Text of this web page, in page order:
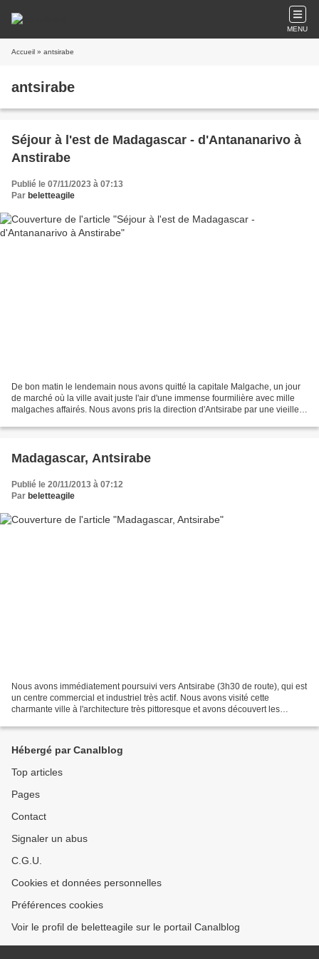
MENU
Accueil » antsirabe
antsirabe
Séjour à l'est de Madagascar - d'Antananarivo à
Anstirabe
Publié le 07/11/2023 à 07:13
Par beletteagile
De bon matin le lendemain nous avons quitté la capitale Malgache, un jour
de marché où la ville avait juste l'air d'une immense fourmilière avec mille
malgaches affairés. Nous avons pris la direction d'Antsirabe par une vieille
Madagascar, Antsirabe
Publié le 20/11/2013 à 07:12
Par beletteagile
Nous avons immédiatement poursuivi vers Antsirabe (3h30 de route), qui est
un centre commercial et industriel très actif. Nous avons visité cette
charmante ville à l'architecture très pittoresque et avons découvert les
Hébergé par Canalblog
Top articles
Pages
Contact
Signaler un abus
C.G.U.
Cookies et données personnelles
Préférences cookies
Voir le profil de beletteagile sur le portail Canalblog